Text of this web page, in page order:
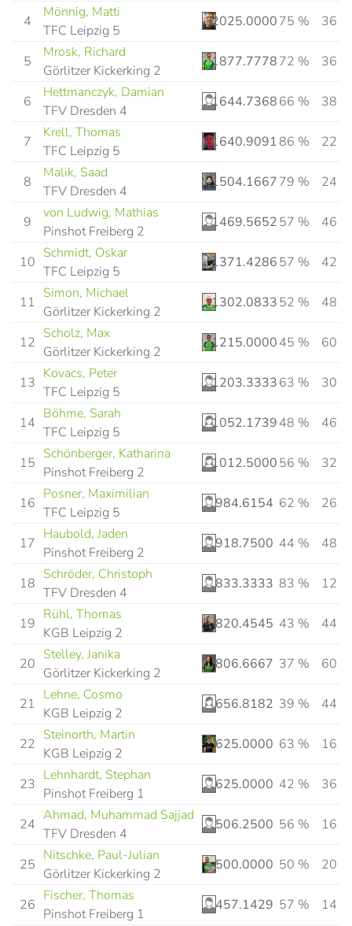
4
Mönnig, Matti
TFC Leipzig 5
2025.000075 % 36
5
Mrosk, Richard
Görlitzer Kickerking 2
1877.777872 % 36
6
Hettmanczyk, Damian
TFV Dresden 4
1644.736866 % 38
7
Krell, Thomas
TFC Leipzig 5
1640.909186 % 22
8
Malik, Saad
TFV Dresden 4
1504.166779 % 24
9
von Ludwig, Mathias
Pinshot Freiberg 2
1469.565257 % 46
10
Schmidt, Oskar
TFC Leipzig 5
1371.428657 % 42
11
Simon, Michael
Görlitzer Kickerking 2
1302.083352 % 48
12
Scholz, Max
Görlitzer Kickerking 2
1215.000045 % 60
13
Kovacs, Peter
TFC Leipzig 5
1203.333363 % 30
14
Böhme, Sarah
TFC Leipzig 5
1052.173948 % 46
15
Schönberger, Katharina
Pinshot Freiberg 2
1012.500056 % 32
16
Posner, Maximilian
TFC Leipzig 5
984.6154 62 % 26
17
Haubold, Jaden
Pinshot Freiberg 2
918.7500 44 % 48
18
Schröder, Christoph
TFV Dresden 4
833.3333 83 % 12
19
Rühl, Thomas
KGB Leipzig 2
820.4545 43 % 44
20
Stelley, Janika
Görlitzer Kickerking 2
806.6667 37 % 60
21
Lehne, Cosmo
KGB Leipzig 2
656.8182 39 % 44
22
Steinorth, Martin
KGB Leipzig 2
625.0000 63 % 16
23
Lehnhardt, Stephan
Pinshot Freiberg 1
625.0000 42 % 36
24
Ahmad, Muhammad Sajjad
TFV Dresden 4
506.2500 56 % 16
25
Nitschke, Paul-Julian
Görlitzer Kickerking 2
500.0000 50 % 20
26
Fischer, Thomas
Pinshot Freiberg 1
457.1429 57 % 14